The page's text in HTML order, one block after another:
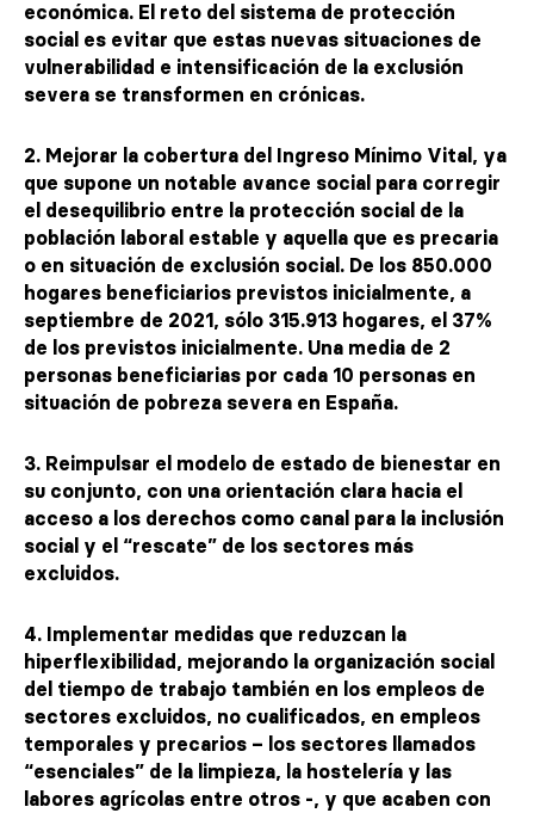
económica. El reto del sistema de protección
social es evitar que estas nuevas situaciones de
vulnerabilidad e intensificación de la exclusión
severa se transformen en crónicas.
2. Mejorar la cobertura del Ingreso Mínimo Vital, ya
que supone un notable avance social para corregir
el desequilibrio entre la protección social de la
población laboral estable y aquella que es precaria
o en situación de exclusión social. De los 850.000
hogares beneficiarios previstos inicialmente, a
septiembre de 2021, sólo 315.913 hogares, el 37%
de los previstos inicialmente. Una media de 2
personas beneficiarias por cada 10 personas en
situación de pobreza severa en España.
3. Reimpulsar el modelo de estado de bienestar en
su conjunto, con una orientación clara hacia el
acceso a los derechos como canal para la inclusión
social y el “rescate” de los sectores más
excluidos.
4. Implementar medidas que reduzcan la
hiperflexibilidad, mejorando la organización social
del tiempo de trabajo también en los empleos de
sectores excluidos, no cualificados, en empleos
temporales y precarios – los sectores llamados
“esenciales” de la limpieza, la hostelería y las
labores agrícolas entre otros -, y que acaben con